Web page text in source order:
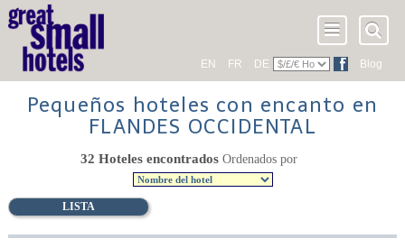
EN FR DE Blog
Pequeños hoteles con encanto en
FLANDES OCCIDENTAL
LISTA
32 Hoteles encontrados Ordenados por